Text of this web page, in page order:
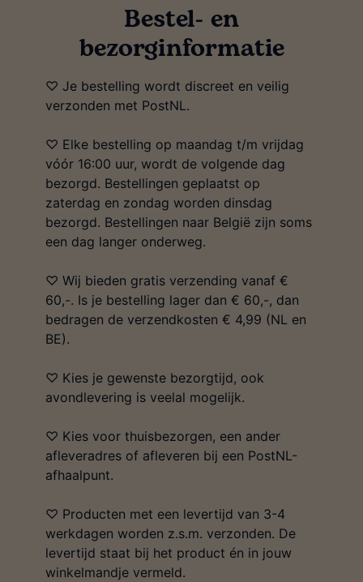
Bestel- en
bezorginformatie
♡ Je bestelling wordt discreet en veilig
verzonden met PostNL.
♡ Elke bestelling op maandag t/m vrijdag
vóór 16:00 uur, wordt de volgende dag
bezorgd. Bestellingen geplaatst op
zaterdag en zondag worden dinsdag
bezorgd. Bestellingen naar België zijn soms
een dag langer onderweg.
♡ Wij bieden gratis verzending vanaf €
60,-. Is je bestelling lager dan € 60,-, dan
bedragen de verzendkosten € 4,99 (NL en
BE).
♡ Kies je gewenste bezorgtijd, ook
avondlevering is veelal mogelijk.
♡ Kies voor thuisbezorgen, een ander
afleveradres of afleveren bij een PostNL-
afhaalpunt.
♡ Producten met een levertijd van 3-4
werkdagen worden z.s.m. verzonden. De
levertijd staat bij het product én in jouw
winkelmandje vermeld.